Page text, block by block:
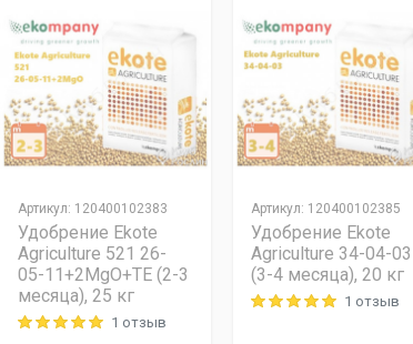
Артикул: 120400102383
Удобрение Ekote
Agriculture 521 26-
05-11+2MgO+TE (2-3
месяца), 25 кг
Rating: 5 out of 51 отзыв
Артикул: 120400102385
Удобрение Ekote
Agriculture 34-04-03
(3-4 месяца), 20 кг
Rating: 5 out of 51 отзыв